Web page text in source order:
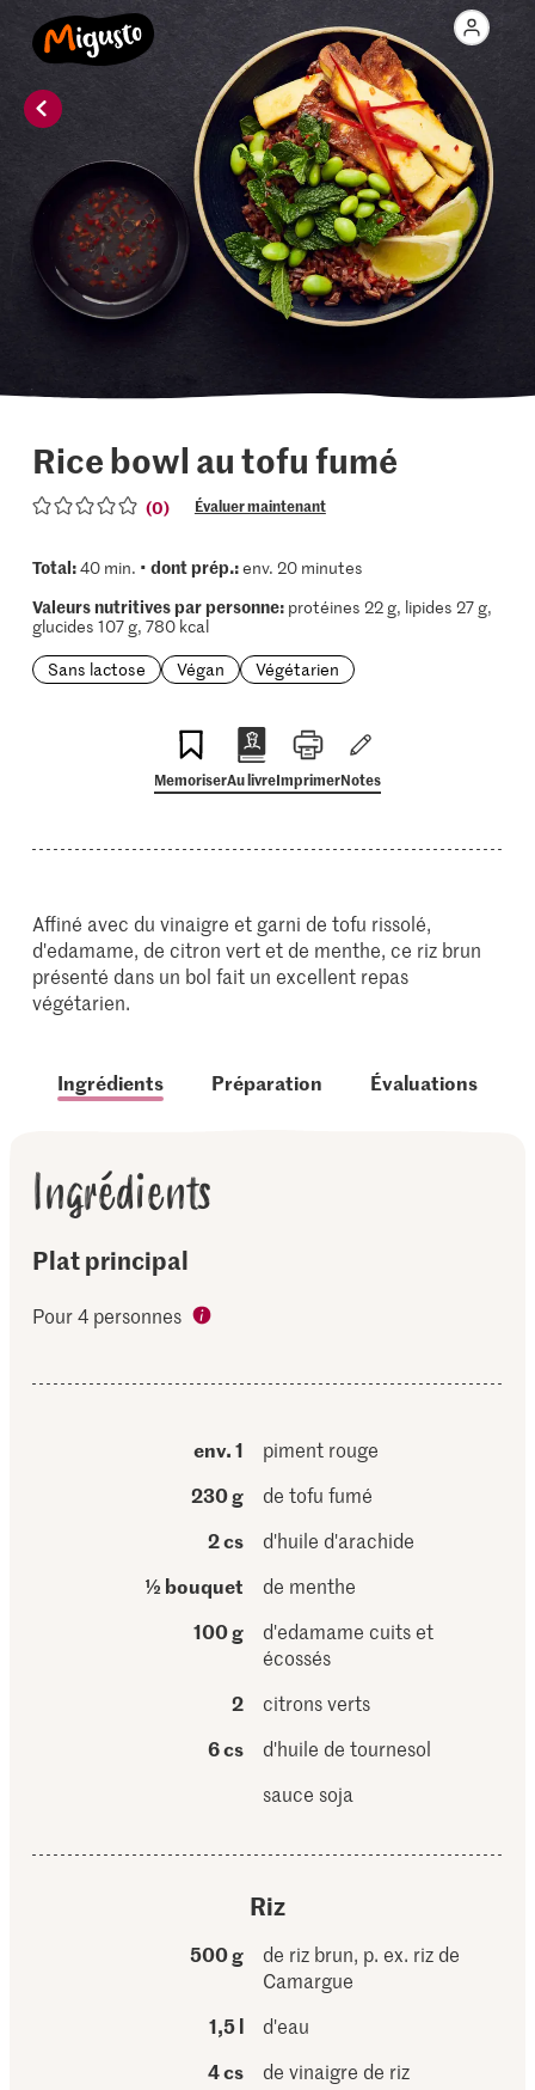
Rice bowl au tofu fumé
(0) Évaluer maintenant
Total:40 min. • dont prép.:env. 20 minutes
Valeurs nutritives par personne:protéines 22 g, lipides 27 g,
glucides 107 g, 780 kcal
Sans lactose
Végan Végétarien
MemoriserAu livreImprimerNotes
Affiné avec du vinaigre et garni de tofu rissolé,
d'edamame, de citron vert et de menthe, ce riz brun
présenté dans un bol fait un excellent repas
végétarien.
Ingrédients Préparation Évaluations
Ingrédients
Plat principal
Pour 4 personnes
env. 1
piment rouge
230 g
de tofu fumé
2 cs
d'huile d'arachide
½ bouquet
de menthe
100 g
d'edamame cuits et
écossés
2
citrons verts
6 cs
d'huile de tournesol
sauce soja
Riz
500 g
de riz brun, p. ex. riz de
Camargue
1,5 l
d'eau
4 cs
de vinaigre de riz